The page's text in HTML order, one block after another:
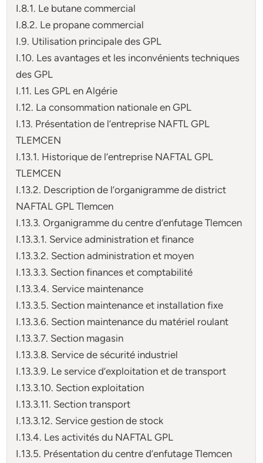
I.8.1. Le butane commercial
I.8.2. Le propane commercial
I.9. Utilisation principale des GPL
I.10. Les avantages et les inconvénients techniques
des GPL
I.11. Les GPL en Algérie
I.12. La consommation nationale en GPL
I.13. Présentation de l’entreprise NAFTL GPL
TLEMCEN
I.13.1. Historique de l’entreprise NAFTAL GPL
TLEMCEN
I.13.2. Description de l’organigramme de district
NAFTAL GPL Tlemcen
I.13.3. Organigramme du centre d’enfutage Tlemcen
I.13.3.1. Service administration et finance
I.13.3.2. Section administration et moyen
I.13.3.3. Section finances et comptabilité
I.13.3.4. Service maintenance
I.13.3.5. Section maintenance et installation fixe
I.13.3.6. Section maintenance du matériel roulant
I.13.3.7. Section magasin
I.13.3.8. Service de sécurité industriel
I.13.3.9. Le service d’exploitation et de transport
I.13.3.10. Section exploitation
I.13.3.11. Section transport
I.13.3.12. Service gestion de stock
I.13.4. Les activités du NAFTAL GPL
I.13.5. Présentation du centre d’enfutage Tlemcen